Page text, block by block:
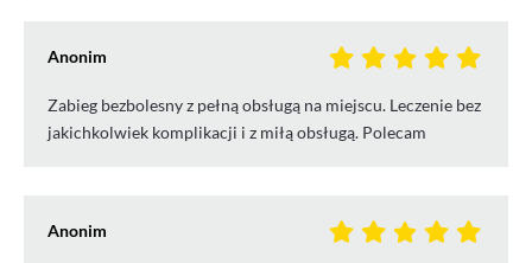
Anonim
Zabieg bezbolesny z pełną obsługą na miejscu. Leczenie bez
jakichkolwiek komplikacji i z miłą obsługą. Polecam
Anonim